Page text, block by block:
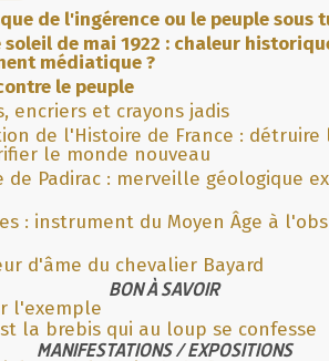
de l'ingérence ou le peuple sous
soleil de mai 1922 : chaleur
médiatique ?
le peuple
encriers et crayons jadis
de l'Histoire de France : détruire
le monde nouveau
de Padirac : merveille géologique
: instrument du Moyen Âge à
d'âme du chevalier Bayard
BON À SAVOIR
l'exemple
la brebis qui au loup se confesse
MANIFESTATIONS / EXPOSITIONS